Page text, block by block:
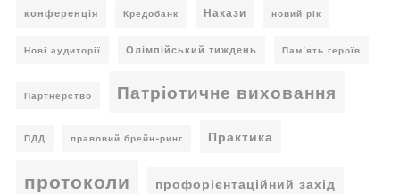
конференція Кредобанк Накази новий рік
Нові аудиторії Олімпійський тиждень Пам’ять героїв
Партнерство Патріотичне виховання
ПДД правовий брейн-ринг Практика
протоколи профорієнтаційний захід